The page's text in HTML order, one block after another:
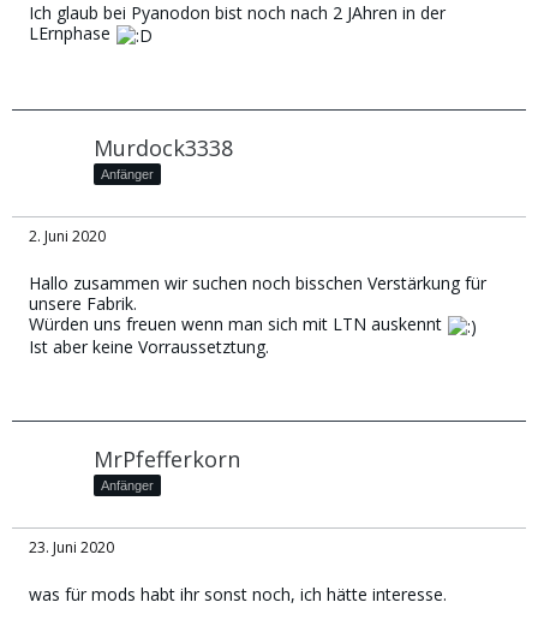
Ich glaub bei Pyanodon bist noch nach 2 JAhren in der
LErnphase
Murdock3338
Anfänger
2. Juni 2020
Hallo zusammen wir suchen noch bisschen Verstärkung für
unsere Fabrik.
Würden uns freuen wenn man sich mit LTN auskennt
Ist aber keine Vorraussetztung.
MrPfefferkorn
Anfänger
23. Juni 2020
was für mods habt ihr sonst noch, ich hätte interesse.